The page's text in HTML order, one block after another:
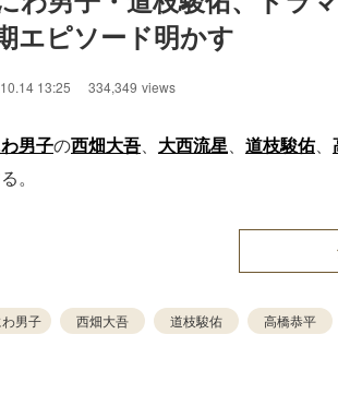
Unmute
エピソード明かす
13:25 334,349 views
男子の西畑大吾、 大西流星、 道枝駿佑、
。
男子 西畑大吾 道枝駿佑 高橋恭平